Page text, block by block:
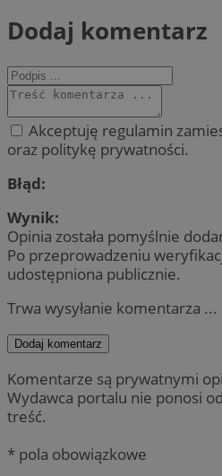
Dodaj komentarz
Akceptuję regulamin
oraz politykę prywatności.
Błąd:
Wynik:
Opinia została pomyślnie
Po przeprowadzeniu
udostępniona publicznie.
Trwa wysyłanie komentarza ...
Dodaj komentarz
Komentarze są prywatnymi
Wydawca portalu nie ponosi
treść.
* pola obowiązkowe